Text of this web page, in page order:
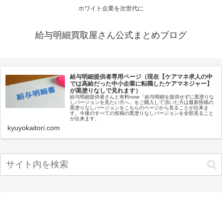
ホワイト企業を次世代に
給与明細買取屋さん公式まとめブログ
給与明細提供者専用ページ（現在【ケアマネ求人の中
では高給だった中小企業に転職したケアマネジャー】
が黒塗りなしで見れます）
給与明細提供者さんと有料note「給与明細を提供せずに黒塗りな
しバージョンを見たい方へ」をご購入して頂いた方は最新投稿の
黒塗りなしバージョンをこちらのページから見ることが出来ま
す。今後のすべての投稿の黒塗りなしバージョンを全部見ること
が出来ます。
kyuyokaitori.com